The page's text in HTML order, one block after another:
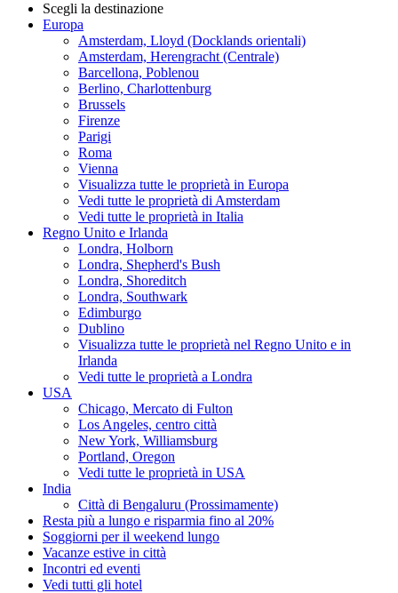
Scegli la destinazione
Europa
Amsterdam, Lloyd (Docklands orientali)
Amsterdam, Herengracht (Centrale)
Barcellona, Poblenou
Berlino, Charlottenburg
Brussels
Firenze
Parigi
Roma
Vienna
Visualizza tutte le proprietà in Europa
Vedi tutte le proprietà di Amsterdam
Vedi tutte le proprietà in Italia
Regno Unito e Irlanda
Londra, Holborn
Londra, Shepherd's Bush
Londra, Shoreditch
Londra, Southwark
Edimburgo
Dublino
Visualizza tutte le proprietà nel Regno Unito e in
Irlanda
Vedi tutte le proprietà a Londra
USA
Chicago, Mercato di Fulton
Los Angeles, centro città
New York, Williamsburg
Portland, Oregon
Vedi tutte le proprietà in USA
India
Città di Bengaluru (Prossimamente)
Resta più a lungo e risparmia fino al 20%
Soggiorni per il weekend lungo
Vacanze estive in città
Incontri ed eventi
Vedi tutti gli hotel